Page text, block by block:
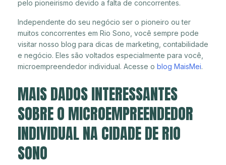
pelo pioneirismo devido a falta de concorrentes.
Independente do seu negócio ser o pioneiro ou ter
muitos concorrentes em Rio Sono, você sempre pode
visitar nosso blog para dicas de marketing, contabilidade
e negócio. Eles são voltados especialmente para você,
microempreendedor individual. Acesse o blog MaisMei.
MAIS DADOS INTERESSANTES
SOBRE O MICROEMPREENDEDOR
INDIVIDUAL NA CIDADE DE RIO
SONO